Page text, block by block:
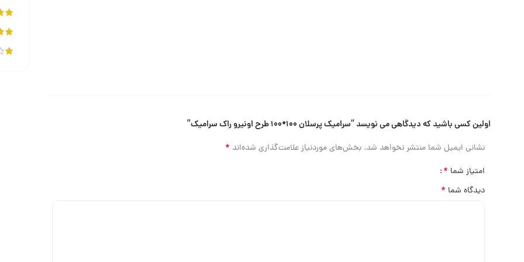
اولین کسی باشید که دیدگاهی می نویسد “سرامیک پرسلان ۱۰۰*۱۰۰ طرح اونیرو راک سرامیک”
نشانی ایمیل شما منتشر نخواهد شد. بخش‌های موردنیاز علامت‌گذاری شده‌اند *
امتیاز شما *
دیدگاه شما *